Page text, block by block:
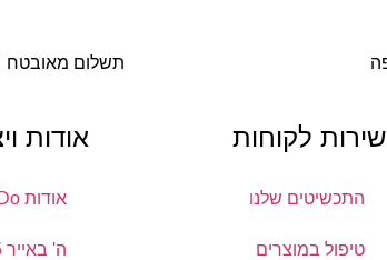
תשלום מאובטח
שירות לקוחות
התכשיטים שלנו
טיפול במוצרים
אודות
אודות DoDo